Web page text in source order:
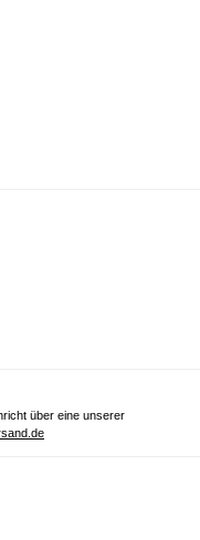
über eine unserer